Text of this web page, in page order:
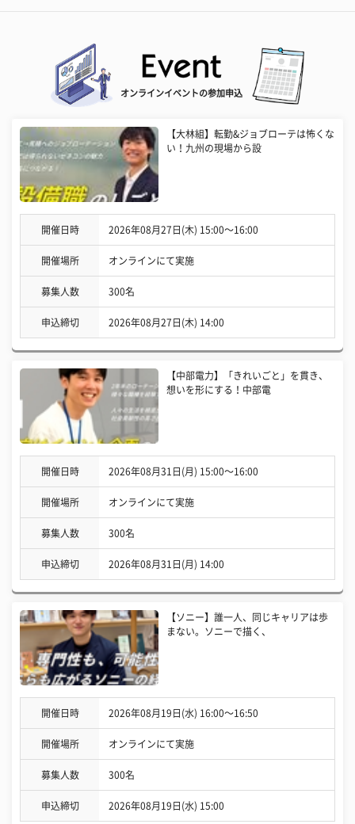
オンラインイベントの参加申込
【大林組】転勤&ジョブローテは怖くな
い！九州の現場から設
開催日時 2026年08月27日(木) 15:00〜16:00
開催場所 オンラインにて実施
募集人数 300名
申込締切 2026年08月27日(木) 14:00
【中部電力】「きれいごと」を貫き、
想いを形にする！中部電
開催日時 2026年08月31日(月) 15:00〜16:00
開催場所 オンラインにて実施
募集人数 300名
申込締切 2026年08月31日(月) 14:00
【ソニー】誰一人、同じキャリアは歩
まない。ソニーで描く、
開催日時 2026年08月19日(水) 16:00〜16:50
開催場所 オンラインにて実施
募集人数 300名
申込締切 2026年08月19日(水) 15:00